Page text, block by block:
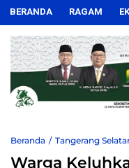
BERANDA RAGAM
Beranda Tangerang
Warga